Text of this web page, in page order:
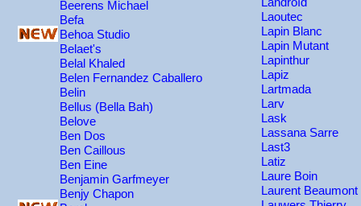
Laoutec
Lapin Blanc
Lapin Mutant
Lapinthur
Lapiz
Lartmada
Larv
Lask
Lassana Sarre
Last3
Latiz
Laure Boin
Laurent Beaumont
Beerens Michael
Befa
Behoa Studio
Belaet's
Belal Khaled
Belen Fernandez Caballero
Belin
Bellus (Bella Bah)
Belove
Ben Dos
Ben Caillous
Ben Eine
Benjamin Garfmeyer
Benjy Chapon